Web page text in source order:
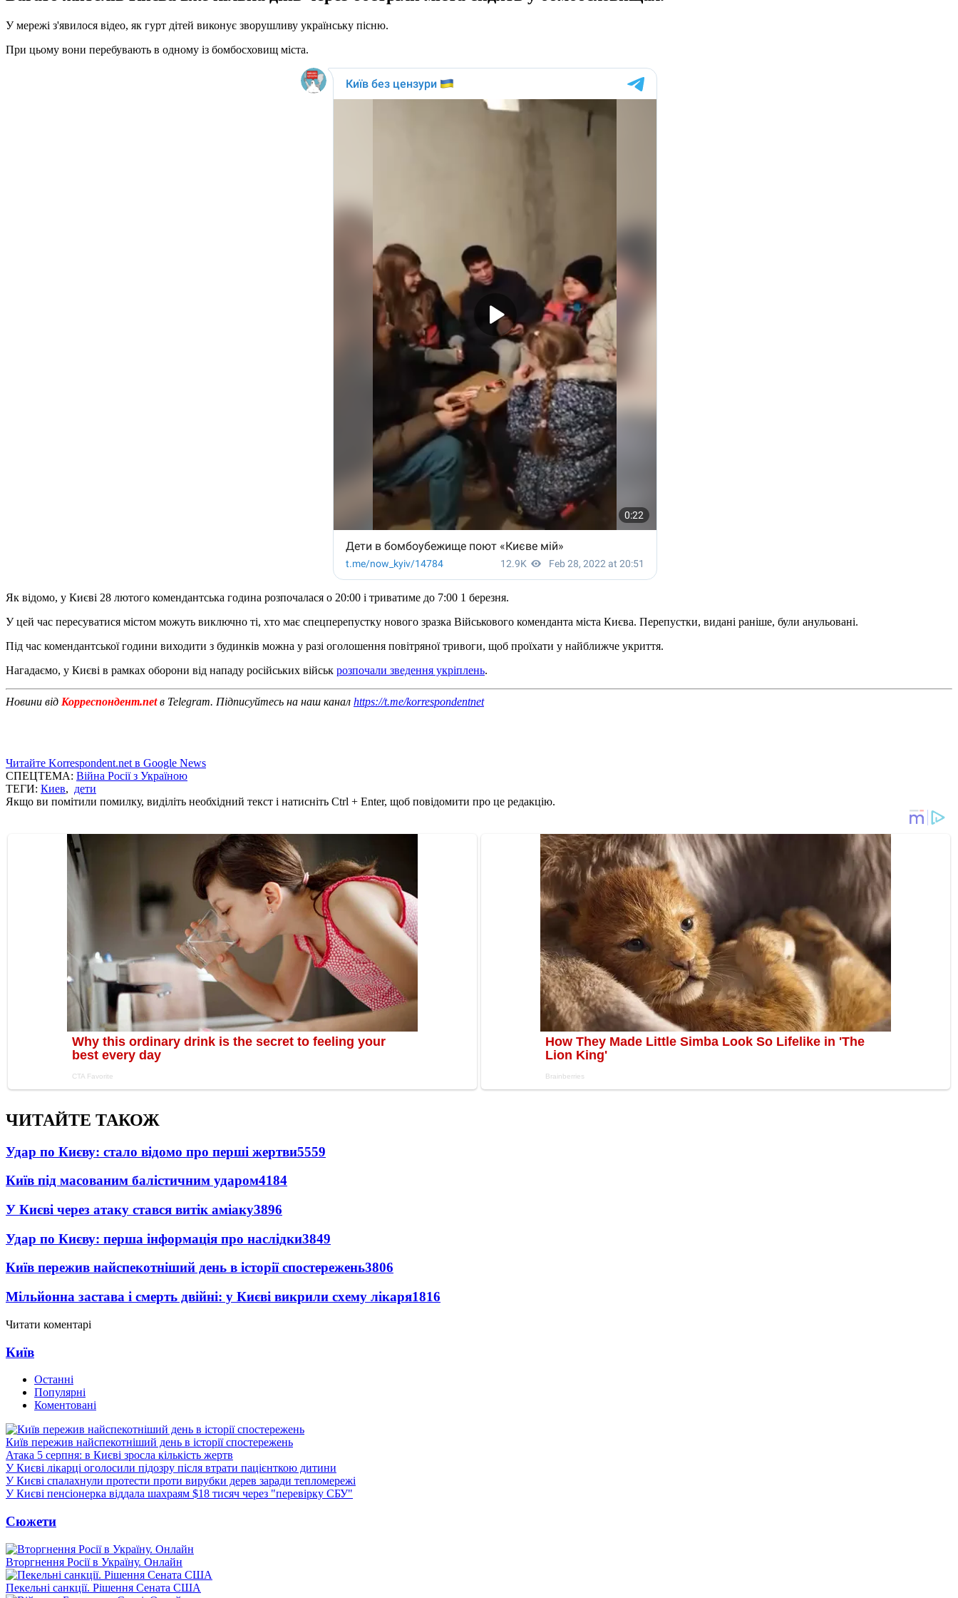
У мережі з'явилося відео, як гурт дітей виконує зворушливу українську пісню.
При цьому вони перебувають в одному із бомбосховищ міста.
Як відомо, у Києві 28 лютого комендантська година розпочалася о 20:00 і триватиме до 7:00 1 березня.
У цей час пересуватися містом можуть виключно ті, хто має спецперепустку нового зразка Військового коменданта міста Києва. Перепустки, видані раніше, були анульовані.
Під час комендантської години виходити з будинків можна у разі оголошення повітряної тривоги, щоб проїхати у найближче укриття.
Нагадаємо, у Києві в рамках оборони від нападу російських військ розпочали зведення укріплень.
Новини від Корреспондент.netв Telegram. Підписуйтесь на наш канал https://t.me/korrespondentnet
Читайте Korrespondent.net в Google News
СПЕЦТЕМА: Війна Росії з Україною
ТЕГИ: Киев, дети
Якщо ви помітили помилку, виділіть необхідний текст і натисніть Ctrl + Enter, щоб повідомити про це редакцію.
ЧИТАЙТЕ ТАКОЖ
Удар по Києву: стало відомо про перші жертви5559
Київ під масованим балістичним ударом4184
У Києві через атаку стався витік аміаку3896
Удар по Києву: перша інформація про наслідки3849
Київ пережив найспекотніший день в історії спостережень3806
Мільйонна застава і смерть двійні: у Києві викрили схему лікаря1816
Читати коментарі
Київ
Останні
Популярні
Коментовані
Київ пережив найспекотніший день в історії спостережень
Атака 5 серпня: в Києві зросла кількість жертв
У Києві лікарці оголосили підозру після втрати пацієнткою дитини
У Києві спалахнули протести проти вирубки дерев заради тепломережі
У Києві пенсіонерка віддала шахраям $18 тисяч через "перевірку СБУ"
Сюжети
Вторгнення Росії в Україну. Онлайн
Пекельні санкції. Рішення Сената США